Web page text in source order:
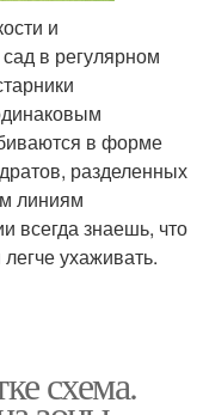
и
в регулярном
в форме
разделенных
линиям
всегда знаешь, что
ухаживать.
схема.